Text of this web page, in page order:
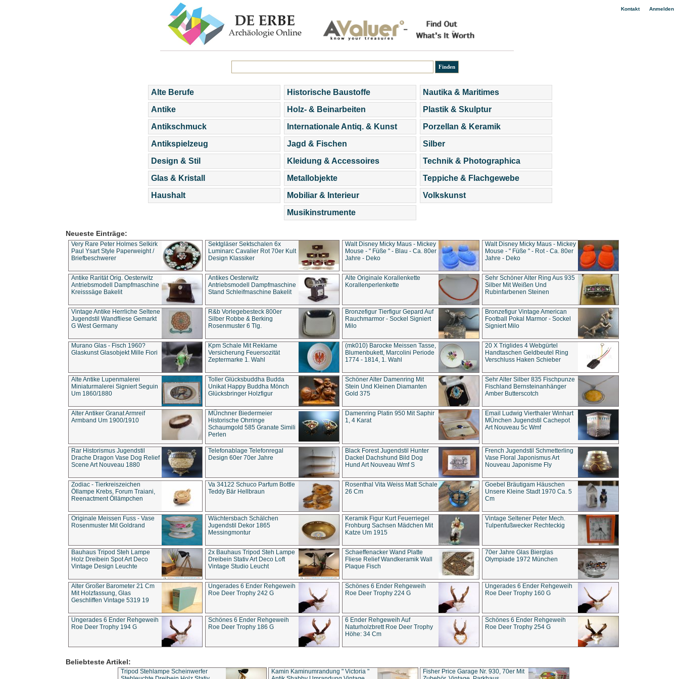
Kontakt| Anmelden
Alte Berufe
Antike
Antikschmuck
Antikspielzeug
Design & Stil
Glas & Kristall
Haushalt
Historische Baustoffe
Holz- & Beinarbeiten
Internationale Antiq. & Kunst
Jagd & Fischen
Kleidung & Accessoires
Metallobjekte
Mobiliar & Interieur
Musikinstrumente
Nautika & Maritimes
Plastik & Skulptur
Porzellan & Keramik
Silber
Technik & Photographica
Teppiche & Flachgewebe
Volkskunst
Neueste Einträge:
Very Rare Peter Holmes Selkirk
Paul Ysart Style Paperweight /
Briefbeschwerer
Sektgläser Sektschalen 6x
Luminarc Cavalier Rot 70er Kult
Design Klassiker
Walt Disney Micky Maus - Mickey
Mouse - " Füße " - Blau - Ca. 80er
Jahre - Deko
Walt Disney Micky Maus - Mickey
Mouse - " Füße " - Rot - Ca. 80er
Jahre - Deko
Antike Rarität Orig. Oesterwitz
Antriebsmodell Dampfmaschine
Kreisssäge Bakelit
Antikes Oesterwitz
Antriebsmodell Dampfmaschine
Stand Schleifmaschine Bakelit
Alte Originale Korallenkette
Korallenperlenkette
Sehr Schöner Alter Ring Aus 935
Silber Mit Weißen Und
Rubinfarbenen Steinen
Vintage Antike Herrliche Seltene
Jugendstil Wandfliese Gemarkt
G West Germany
R&b Vorlegebesteck 800er
Silber Robbe & Berking
Rosenmuster 6 Tlg.
Bronzefigur Tierfigur Gepard Auf
Rauchmarmor - Sockel Signiert
Milo
Bronzefigur Vintage American
Football Pokal Marmor - Sockel
Signiert Milo
Murano Glas - Fisch 1960?
Glaskunst Glasobjekt Mille Fiori
Kpm Schale Mit Reklame
Versicherung Feuersozität
Zeptermarke 1. Wahl
(mk010) Barocke Meissen Tasse,
Blumenbukett, Marcolini Periode
1774 - 1814, 1. Wahl
20 X Triglides 4 Webgürtel
Handtaschen Geldbeutel Ring
Verschluss Haken Schieber
Alte Antike Lupenmalerei
Miniaturmalerei Signiert Seguin
Um 1860/1880
Toller Glücksbuddha Budda
Unikat Happy Buddha Mönch
Glücksbringer Holzfigur
Schöner Alter Damenring Mit
Stein Und Kleinen Diamanten
Gold 375
Sehr Alter Silber 835 Fischpunze
Fischland Bernsteinanhänger
Amber Butterscotch
Alter Antiker Granat Armreif
Armband Um 1900/1910
MÜnchner Biedermeier
Historische Ohrringe
Schaumgold 585 Granate Simili
Perlen
Damenring Platin 950 Mit Saphir
1, 4 Karat
Email Ludwig Vierthaler Winhart
MÜnchen Jugendstil Cachepot
Art Nouveau 5c Wmf
Rar Historismus Jugendstil
Drache Dragon Vase Dog Relief
Scene Art Nouveau 1880
Telefonablage Telefonregal
Design 60er 70er Jahre
Black Forest Jugendstil Hunter
Dackel Dachshund Bild Dog
Hund Art Nouveau Wmf S
French Jugendstil Schmetterling
Vase Floral Japonismus Art
Nouveau Japonisme Fly
Zodiac - Tierkreiszeichen
Öllampe Krebs, Forum Traiani,
Reenactment Öllämpchen
Va 34122 Schuco Parfum Bottle
Teddy Bär Hellbraun
Rosenthal Vita Weiss Matt Schale
26 Cm
Goebel Bräutigam Häuschen
Unsere Kleine Stadt 1970 Ca. 5
Cm
Originale Meissen Fuss - Vase
Rosenmuster Mit Goldrand
Wächtersbach Schälchen
Jugendstil Dekor 1865
Messingmontur
Keramik Figur Kurt Feuerriegel
Frohburg Sachsen Mädchen Mit
Katze Um 1915
Vintage Seltener Peter Mech.
Tulpenfußwecker Rechteckig
Bauhaus Tripod Steh Lampe
Holz Dreibein Spot Art Deco
Vintage Design Leuchte
2x Bauhaus Tripod Steh Lampe
Dreibein Stativ Art Deco Loft
Vintage Studio Leucht
Schaeffenacker Wand Platte
Fliese Relief Wandkeramik Wall
Plaque Fisch
70er Jahre Glas Bierglas
Olympiade 1972 München
Alter Großer Barometer 21 Cm
Mit Holzfassung, Glas
Geschliffen Vintage 5319 19
Ungerades 6 Ender Rehgeweih
Roe Deer Trophy 242 G
Schönes 6 Ender Rehgeweih
Roe Deer Trophy 224 G
Ungerades 6 Ender Rehgeweih
Roe Deer Trophy 160 G
Ungerades 6 Ender Rehgeweih
Roe Deer Trophy 194 G
Schönes 6 Ender Rehgeweih
Roe Deer Trophy 186 G
6 Ender Rehgeweih Auf
Naturholzbrett Roe Deer Trophy
Höhe: 34 Cm
Schönes 6 Ender Rehgeweih
Roe Deer Trophy 254 G
Beliebteste Artikel:
Tripod Stehlampe Scheinwerfer
Kamin Kaminumrandung " Victoria "
Fisher Price Garage Nr. 930, 70er Mit